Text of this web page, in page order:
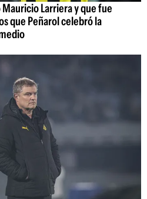
Larriera y que fue
que Peñarol celebró la